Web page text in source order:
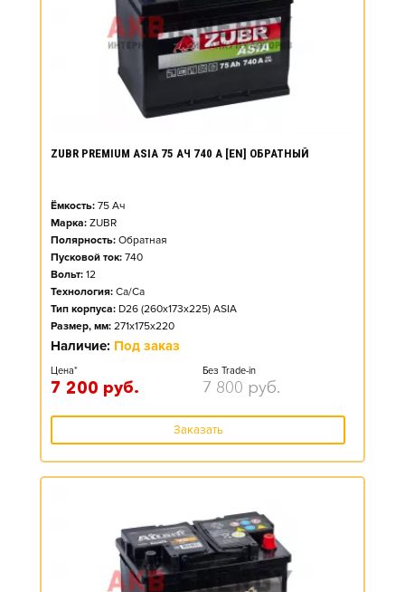
ZUBR PREMIUM ASIA 75 АЧ 740 А [EN] ОБРАТНЫЙ
Ёмкость: 75 Ач
Марка: ZUBR
Полярность: Обратная
Пусковой ток: 740
Вольт: 12
Технология: Ca/Ca
Тип корпуса: D26 (260x173x225) ASIA
Размер, мм: 271x175x220
Наличие: Под заказ
Цена*
7 200 руб.
Без Trade-in
7 800 руб.
Заказать